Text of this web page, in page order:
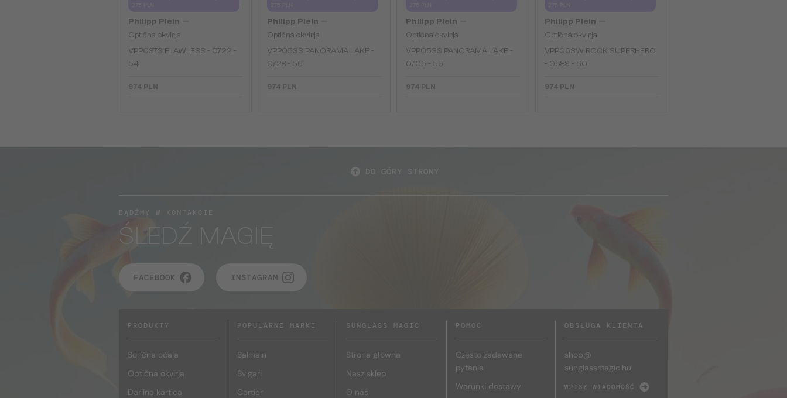
Philipp Plein
Optična okvirja
VPP037S FLAWLESS - 0722 -
54
974 PLN
Philipp Plein
Optična okvirja
VPP053S PANORAMA LAKE -
0728 - 56
974 PLN
Philipp Plein
Optična okvirja
VPP053S PANORAMA LAKE -
0705 - 56
974 PLN
Philipp Plein
Optična okvirja
VPP063W ROCK SUPERHERO
- 0589 - 60
974 PLN
BĄDŹMY W KONTAKCIE
ŚLEDŹ MAGIĘ
FACEBOOK INSTAGRAM
PRODUKTY
Sončna očala
Optična okvirja
Darilna kartica
POPULARNE MARKI
Balmain
Bvlgari
Cartier
SUNGLASS MAGIC
Strona główna
Nasz sklep
O nas
POMOC
Często zadawane
pytania
Warunki dostawy
OBSŁUGA KLIENTA
shop@
sunglassmagic.hu
WPISZ WIADOMOŚĆ